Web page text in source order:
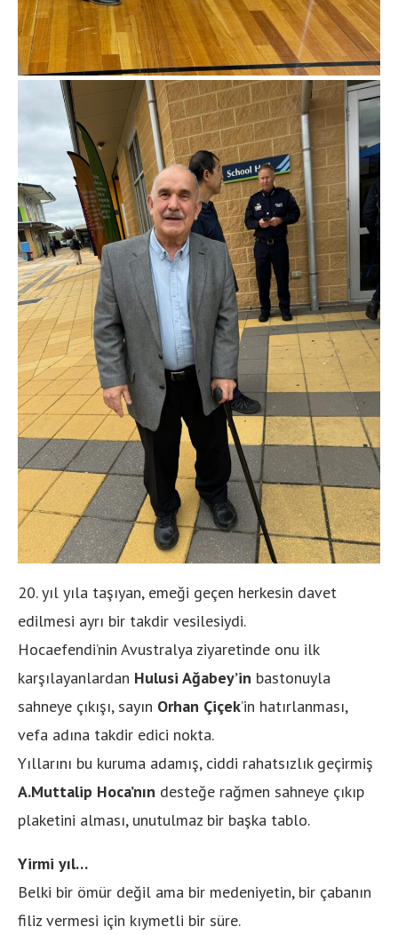
20. yıl yıla taşıyan, emeği geçen herkesin davet
edilmesi ayrı bir takdir vesilesiydi.
Hocaefendi’nin Avustralya ziyaretinde onu ilk
karşılayanlardan Hulusi Ağabey’in bastonuyla
sahneye çıkışı, sayın Orhan Çiçek’in hatırlanması,
vefa adına takdir edici nokta.
Yıllarını bu kuruma adamış, ciddi rahatsızlık geçirmiş
A.Muttalip Hoca’nın desteğe rağmen sahneye çıkıp
plaketini alması, unutulmaz bir başka tablo.
Yirmi yıl…
Belki bir ömür değil ama bir medeniyetin, bir çabanın
filiz vermesi için kıymetli bir süre.